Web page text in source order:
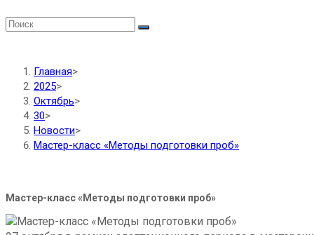
Главная>
2025>
Октябрь>
30>
Новости>
Мастер-класс «Методы подготовки проб»
Мастер-класс «Методы подготовки проб»